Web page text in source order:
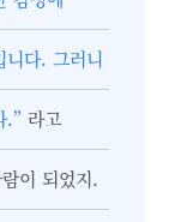
니다. 그러니
.” 라고
이 되었지.